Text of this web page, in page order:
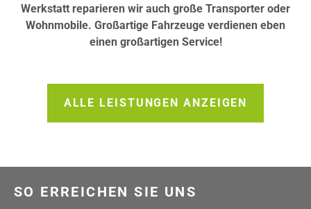
Werkstatt reparieren wir auch große Transporter oder
Wohnmobile. Großartige Fahrzeuge verdienen eben
einen großartigen Service!
ALLE LEISTUNGEN ANZEIGEN
SO ERREICHEN SIE UNS